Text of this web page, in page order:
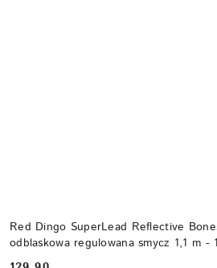
Red Dingo SuperLead Reflective
odblaskowa regulowana smycz 1,1 m -